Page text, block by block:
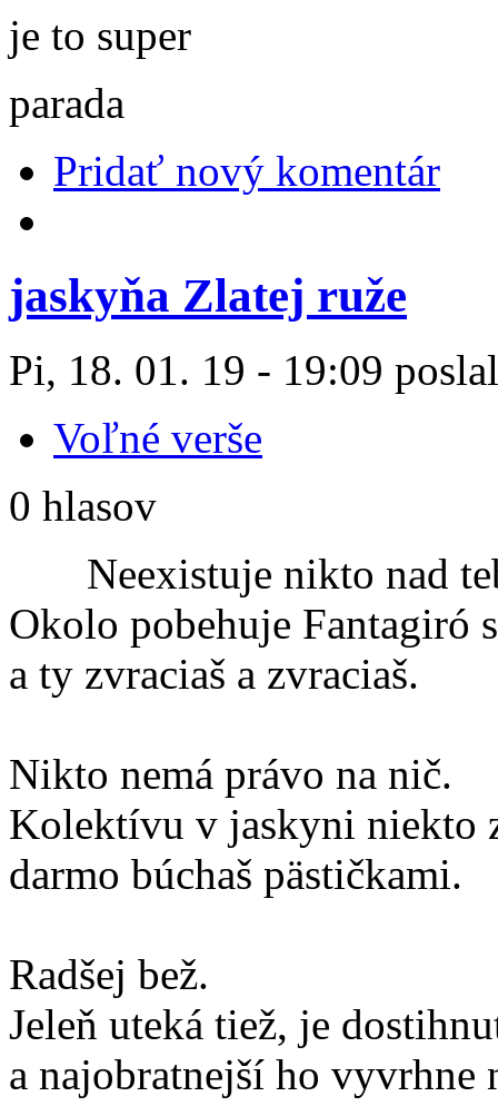
je to super
parada
Pridať nový komentár
jaskyňa Zlatej ruže
Pi, 18. 01. 19 - 19:09
Voľné verše
0 hlasov
Neexistuje nikto nad
Okolo pobehuje Fantagiró
a ty zvraciaš a zvraciaš.
Nikto nemá právo na nič.
Kolektívu v jaskyni niekto
darmo búchaš pästičkami.
Radšej bež.
Jeleň uteká tiež, je
a najobratnejší ho vyvrhne